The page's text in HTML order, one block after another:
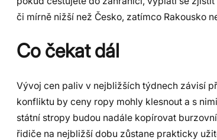
či mírně nižší než Česko, zatímco Rakousko
Co čekat dál
Vývoj cen paliv v nejbližších týdnech závisí
konfliktu by ceny ropy mohly klesnout a s
státní stropy budou nadále kopírovat
řidiče na nejbližší dobu zůstane prakticky